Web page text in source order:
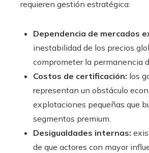
requieren gestión estratégica:
Dependencia de mercados
inestabilidad de los precios
comprometer la permanencia
Costos de certificación: los
representan un obstáculo
explotaciones pequeñas que
segmentos premium.
Desigualdades internas:
de que actores con mayor